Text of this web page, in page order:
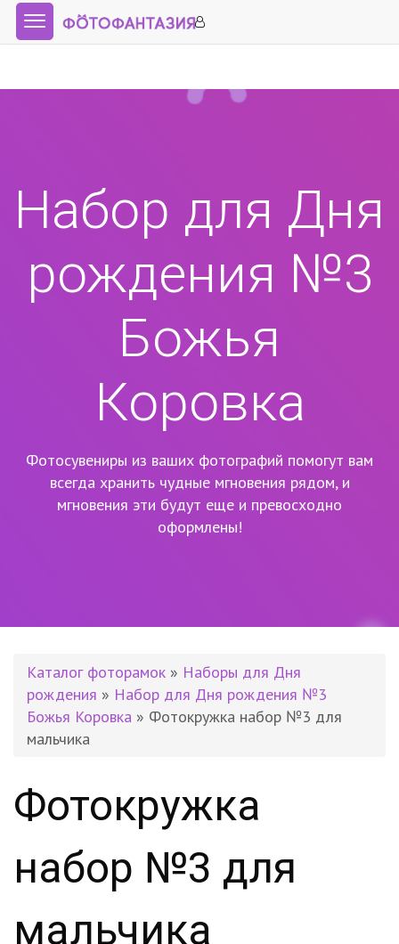
Набор для Дня
рождения №3
Божья
Коровка
Фотосувениры из ваших фотографий помогут вам
всегда хранить чудные мгновения рядом, и
мгновения эти будут еще и превосходно
оформлены!
Каталог фоторамок » Наборы для Дня
рождения » Набор для Дня рождения №3
Божья Коровка » Фотокружка набор №3 для
мальчика
Фотокружка
набор №3 для
мальчика